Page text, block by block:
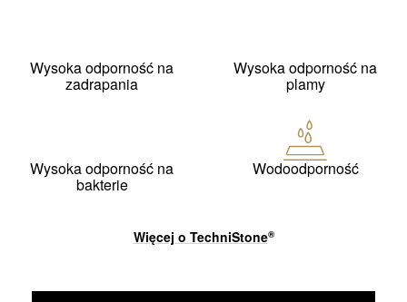
Wysoka odporność na
zadrapania
Wysoka odporność na
plamy
Wysoka odporność na
bakterie
Wodoodporność
Więcej o TechniStone®